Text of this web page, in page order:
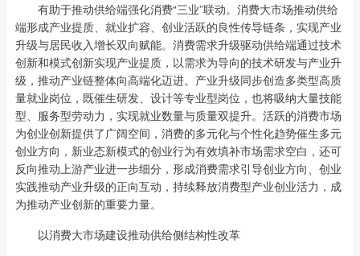
有助于推动供给端强化消费“三业”联动。消费大市场推动供给
端形成产业提质、就业扩容、创业活跃的良性传导链条，实现产业
升级与居民收入增长双向赋能。消费需求升级驱动供给端通过技术
创新和模式创新实现产业提质，以需求为导向的技术研发与产业升
级，推动产业链整体向高端化迈进。产业升级同步创造多类型高质
量就业岗位，既催生研发、设计等专业型岗位，也将吸纳大量技能
型、服务型劳动力，实现就业数量与质量双提升。活跃的消费市场
为创业创新提供了广阔空间，消费的多元化与个性化趋势催生多元
创业方向，新业态新模式的创业行为有效填补市场需求空白，还可
反向推动上游产业进一步细分，形成消费需求引导创业方向、创业
实践推动产业升级的正向互动，持续释放消费型产业创业活力，成
为推动产业创新的重要力量。
以消费大市场建设推动供给侧结构性改革